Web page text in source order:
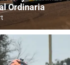
Ordinaria